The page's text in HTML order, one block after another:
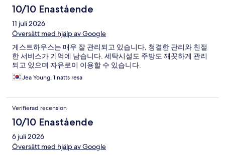
10/10 Enastående
11 juli 2026
Översätt med hjälp av Google
게스트하우스는 매우 잘 관리되고 있습니다, 청결한 관리와 친절
한 서비스가 기억에 남습니다. 세탁시설도 주방도 깨끗하게 관리
되고 있으며 자유로이 이용할 수 있습니다.
Jea Young, 1 natts resa
Verifierad recension
10/10 Enastående
6 juli 2026
Översätt med hjälp av Google